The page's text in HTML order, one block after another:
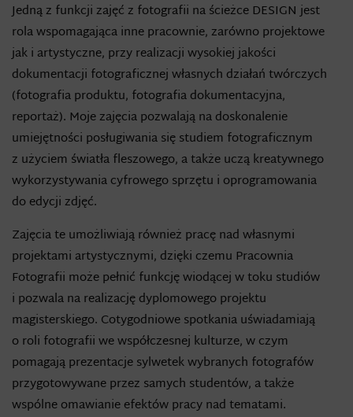
Jedną z funkcji zajęć z fotografii na ścieżce DESIGN jest
rola wspomagająca inne pracownie, zarówno projektowe
jak i artystyczne, przy realizacji wysokiej jakości
dokumentacji fotograficznej własnych działań twórczych
(fotografia produktu, fotografia dokumentacyjna,
reportaż). Moje zajęcia pozwalają na doskonalenie
umiejętności posługiwania się studiem fotograficznym
z użyciem światła fleszowego, a także uczą kreatywnego
wykorzystywania cyfrowego sprzętu i oprogramowania
do edycji zdjęć.
Zajęcia te umożliwiają również pracę nad własnymi
projektami artystycznymi, dzięki czemu Pracownia
Fotografii może pełnić funkcję wiodącej w toku studiów
i pozwala na realizację dyplomowego projektu
magisterskiego. Cotygodniowe spotkania uświadamiają
o roli fotografii we współczesnej kulturze, w czym
pomagają prezentacje sylwetek wybranych fotografów
przygotowywane przez samych studentów, a także
wspólne omawianie efektów pracy nad tematami.